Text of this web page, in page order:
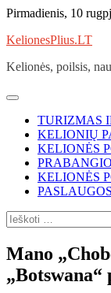
Skip
content
Pirmadienis, 10
KelionesPlius.LT
Kelionės, poilsis,
TURIZMAS
KELIONIŲ
KELIONĖS
KELIONĖS
PASLAUGOS
Ieškoti:
Mano